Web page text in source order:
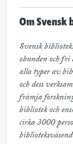
Om
Svensk
obunden och
alla typer av
och dess
främja
bibliotek och
cirka 3000